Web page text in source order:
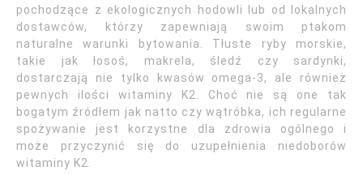
pochodzące z ekologicznych hodowli lub od lokalnych
dostawców, którzy zapewniają swoim ptakom
naturalne warunki bytowania. Tłuste ryby morskie,
takie jak łosoś, makrela, śledź czy sardynki,
dostarczają nie tylko kwasów omega-3, ale również
pewnych ilości witaminy K2. Choć nie są one tak
bogatym źródłem jak natto czy wątróbka, ich regularne
spożywanie jest korzystne dla zdrowia ogólnego i
może przyczynić się do uzupełnienia niedoborów
witaminy K2.